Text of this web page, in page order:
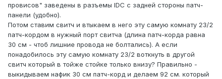
провисов" заведены в разъемы IDC с задней стороны патч-
панели (удобно).
Потом ставим свитч и втыкаем в него эту самую комнату 23/2
патч-кордом в нужный порт свитча (длина патч-корда равна
30 см - чтоб лишние провода не болтались). А если
понадобилось эту самую комнату 23/2 воткнуть в другой
свитч который в тойже стойке только внизу? Правильно -
выкидываем нафик 30 см патч-корд и делаем 92 см. который